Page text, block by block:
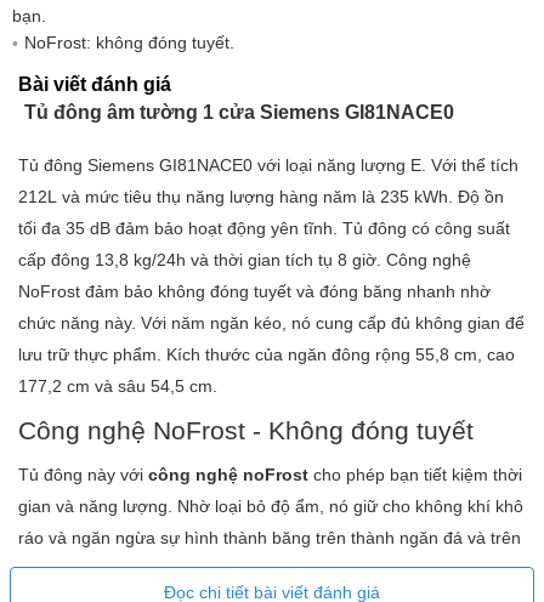
bạn.
NoFrost: không đóng tuyết.
Bài viết đánh giá
Tủ đông âm tường 1 cửa Siemens GI81NACE0
Tủ đông Siemens GI81NACE0 với loại năng lượng E. Với thể tích
212L và mức tiêu thụ năng lượng hàng năm là 235 kWh. Độ ồn
tối đa 35 dB đảm bảo hoạt động yên tĩnh. Tủ đông có công suất
cấp đông 13,8 kg/24h và thời gian tích tụ 8 giờ. Công nghệ
NoFrost đảm bảo không đóng tuyết và đóng băng nhanh nhờ
chức năng này. Với năm ngăn kéo, nó cung cấp đủ không gian để
lưu trữ thực phẩm. Kích thước của ngăn đông rộng 55,8 cm, cao
177,2 cm và sâu 54,5 cm.
Công nghệ NoFrost - Không đóng tuyết
Tủ đông này với công nghệ noFrost cho phép bạn tiết kiệm thời
gian và năng lượng. Nhờ loại bỏ độ ẩm, nó giữ cho không khí khô
ráo và ngăn ngừa sự hình thành băng trên thành ngăn đá và trên
thực phẩm. Thiết bị này không chỉ hoạt động hiệu quả mà còn tiết
Đọc chi tiết bài viết đánh giá